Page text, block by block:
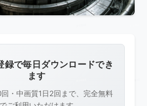
像
は
R-
FREE
録で毎日ダウンロードでき
ます
・中画質1日2回まで、完全無料